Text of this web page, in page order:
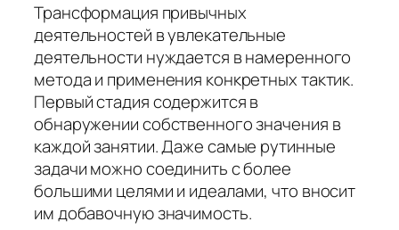
Трансформация привычных
деятельностей в увлекательные
деятельности нуждается в намеренного
метода и применения конкретных тактик.
Первый стадия содержится в
обнаружении собственного значения в
каждой занятии. Даже самые рутинные
задачи можно соединить с более
большими целями и идеалами, что вносит
им добавочную значимость.